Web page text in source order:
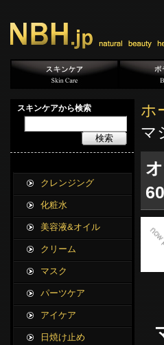
ホ
マ
スキンケアから検索
検索
クレンジング
化粧水
美容液&オイル
クリーム
マスク
パーツケア
アイケア
日焼け止め